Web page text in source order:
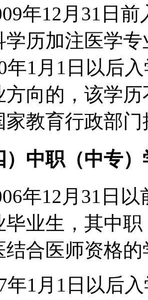
12月31日前
学历加注医学
年1月1日以后
方向的，该学
家教育行政部
职（中专）
12月31日以
毕业生，其中
结合医师资格
1月1日以后入